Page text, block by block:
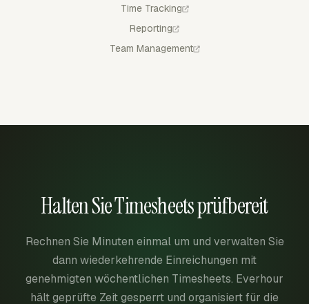
Time Tracking
Reporting
Team Management
Halten Sie Timesheets prüfbereit
Rechnen Sie Minuten einmal um und verwalten Sie
dann wiederkehrende Einreichungen mit
genehmigten wöchentlichen Timesheets. Everhour
hält geprüfte Zeit gesperrt und organisiert für die